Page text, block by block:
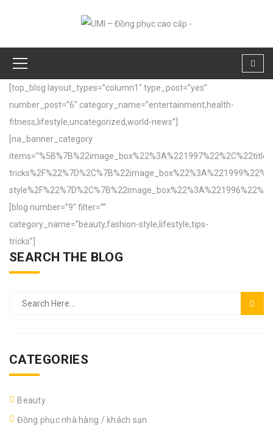
[top_blog layout_types=”column1″ type_post=”yes”
number_post=”6″ category_name=”entertainment,health-
fitness,lifestyle,uncategorized,world-news”]
[na_banner_category
[blog number=”9″ filter=””
category_name=”beauty,fashion-style,lifestyle,tips-
tricks”]
SEARCH THE BLOG
CATEGORIES
Beauty
Đồng phục nhà hàng / khách sạn